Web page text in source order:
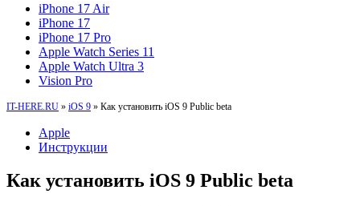
iPhone 17 Air
iPhone 17
iPhone 17 Pro
Apple Watch Series 11
Apple Watch Ultra 3
Vision Pro
IT-HERE.RU » iOS 9 » Как установить iOS 9 Public beta
Apple
Инструкции
Как установить iOS 9 Public beta